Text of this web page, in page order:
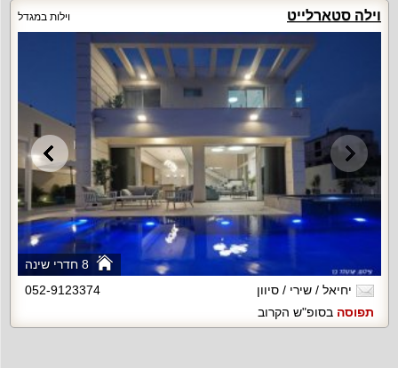
וילה סטארלייט וילות במגדל
8 חדרי שינה
יחיאל / שירי / סיוון
052-9123374
תפוסה בסופ"ש הקרוב